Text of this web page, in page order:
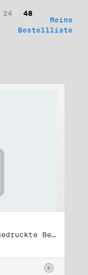
24
48
Meine
Bestellliste
Titel: Manuskripte und gedruckte Belege (1)